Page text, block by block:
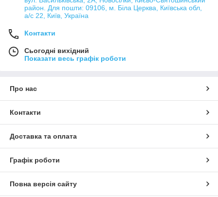
район. Для пошти: 09106, м. Біла Церква, Київська обл,
а/с 22, Київ, Україна
Контакти
Сьогодні вихідний
Показати весь графік роботи
Про нас
Контакти
Доставка та оплата
Графік роботи
Повна версія сайту